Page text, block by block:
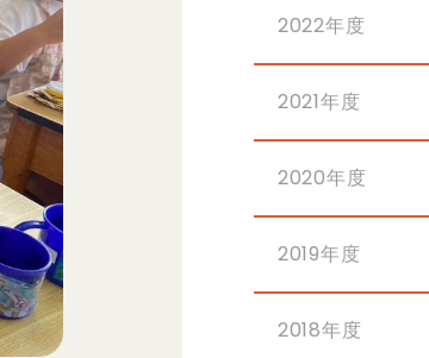
2022年度
2021年度
2020年度
2019年度
2018年度